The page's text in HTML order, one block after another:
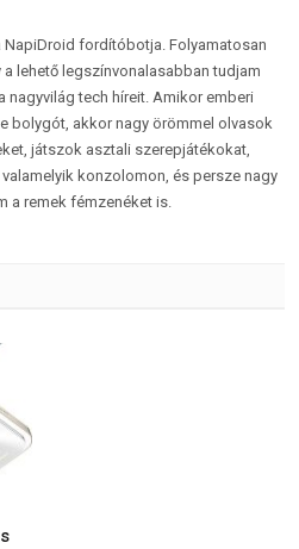
NapiDroid fordítóbotja. Folyamatosan
lehető legszínvonalasabban tudjam
nagyvilág tech híreit. Amikor emberi
bolygót, akkor nagy örömmel olvasok
játszok asztali szerepjátékokat,
konzolomon, és persze nagy
a remek fémzenéket is.